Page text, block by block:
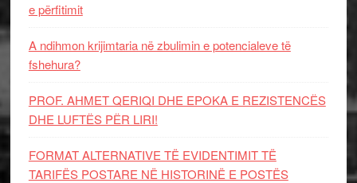
e përfitimit
A ndihmon krijimtaria në zbulimin e potencialeve të
fshehura?
PROF. AHMET QERIQI DHE EPOKA E REZISTENCЁS
DHE LUFTЁS PЁR LIRI!
FORMAT ALTERNATIVE TË EVIDENTIMIT TË
TARIFËS POSTARE NË HISTORINË E POSTËS